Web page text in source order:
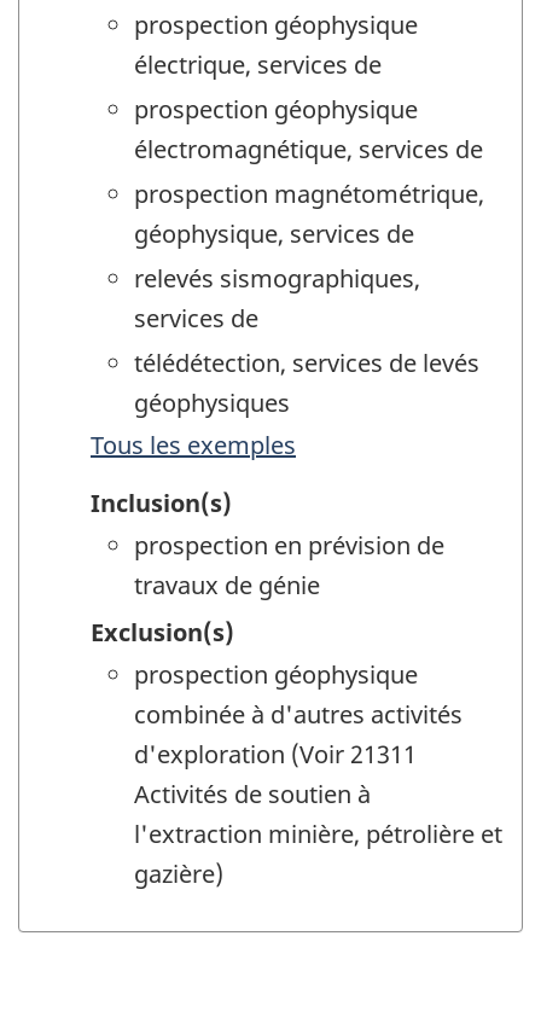
prospection géophysique
électrique, services de
prospection géophysique
électromagnétique, services de
prospection magnétométrique,
géophysique, services de
relevés sismographiques,
services de
télédétection, services de levés
géophysiques
Tous les exemples
Inclusion(s)
prospection en prévision de
travaux de génie
Exclusion(s)
prospection géophysique
combinée à d'autres activités
d'exploration (Voir 21311
Activités de soutien à
l'extraction minière, pétrolière et
gazière)